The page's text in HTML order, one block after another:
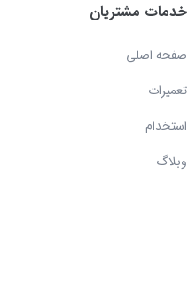
خدمات مشتریان
صفحه اصلی
تعمیرات
استخدام
وبلاگ